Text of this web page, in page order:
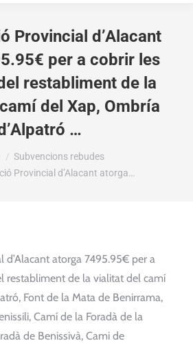
Provincial d’Alacant
per a cobrir les
restabliment de la
del Xap, Ombría
…
Subvencions rebudes
Provincial d’Alacant atorga…
d’Alacant atorga 7495.95€ per a
restabliment de la vialitat del camí
Font de la Mata de Benirrama,
Camí de la Foradà de la
de Benissivà, Cami de